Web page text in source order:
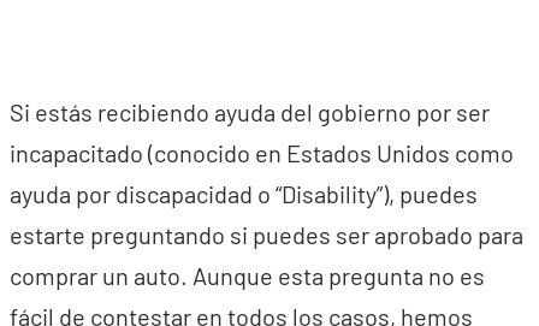
Si estás recibiendo ayuda del gobierno por ser
incapacitado (conocido en Estados Unidos como
ayuda por discapacidad o “Disability”), puedes
estarte preguntando si puedes ser aprobado para
comprar un auto. Aunque esta pregunta no es
fácil de contestar en todos los casos, hemos